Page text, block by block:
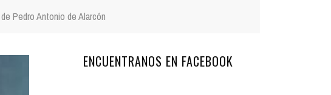
COMARCAL Y PROVINCIAL
REUNIONES Y ACUERDOS DEL PATRONATO
Pedro Antonio de Alarcón
ENCUENTRANOS EN FACEBOOK